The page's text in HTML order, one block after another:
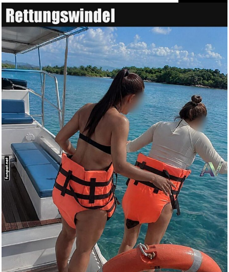
Anzeige
Pippi geht von Bord (Digital R...
Anzeige